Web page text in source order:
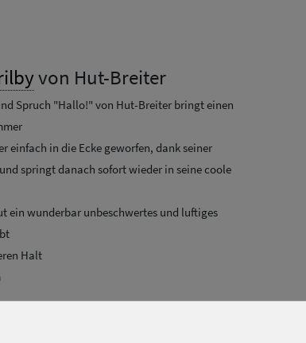
von Hut-Breiter
Spruch "Hallo!" von Hut-Breiter bringt einen
einfach in die Ecke geworfen, dank seiner
springt danach sofort wieder in seine coole
ein wunderbar unbeschwertes und luftiges
Halt